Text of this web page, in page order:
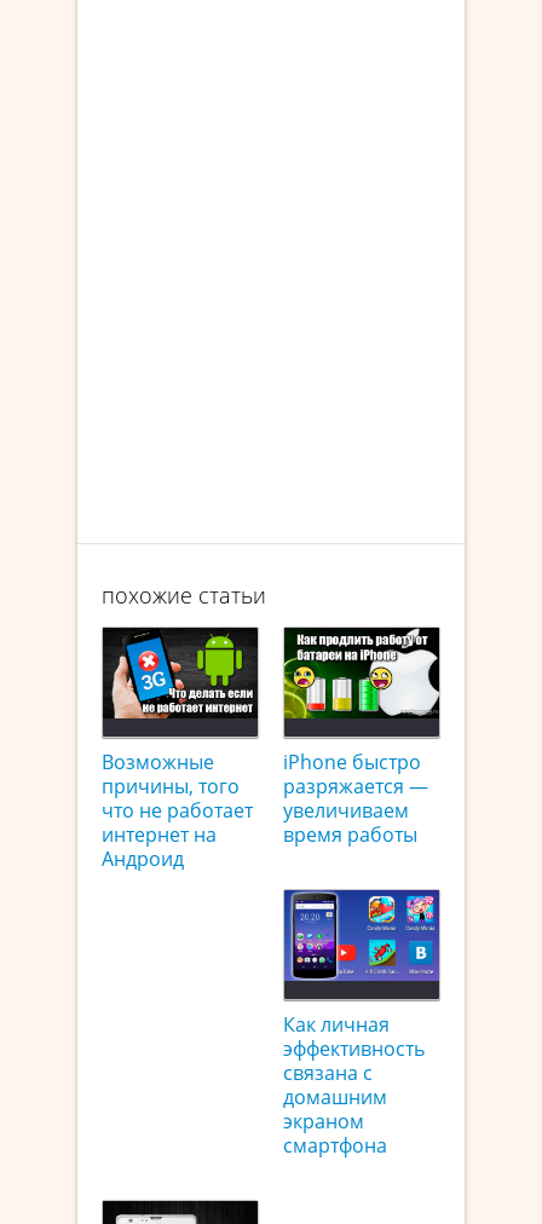
похожие статьи
Возможные
причины, того
что не работает
интернет на
Андроид
iPhone быстро
разряжается —
увеличиваем
время работы
Как личная
эффективность
связана с
домашним
экраном
смартфона